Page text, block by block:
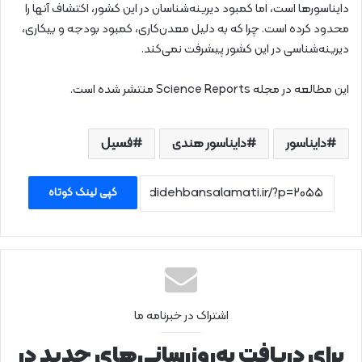
دایناسورها است، اما کمبود دیرینه‌شناسان در این کشور، اکتشاف آنها را
محدود کرده است. چرا که به دلیل معدن‌کاری، کمبود بودجه و بیکاری،
دیرینه‌شناسی در این کشور پیشرفت نمی‌کند.
این مطالعه در مجله Science Reports منتشر شده است.
دایناسور دایناسور هندی فسیل
کپی لینک کوتاه
اشتراک در خبرنامه ما